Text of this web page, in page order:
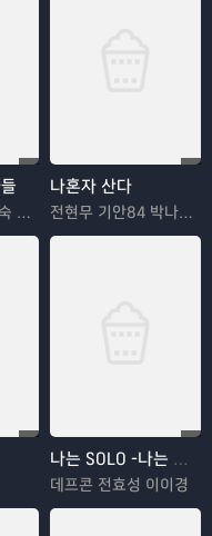
김용만 송은이 김숙 정형돈 민경훈
나혼자 산다
전현무 기안84 박나래 한혜진 이시언
나는 SOLO -나는 솔로
데프콘 전효성 이이경